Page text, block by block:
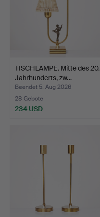
TISCHLAMPE. Mitte des 20.
Jahrhunderts, zw…
Beendet 5. Aug 2026
28 Gebote
234 USD